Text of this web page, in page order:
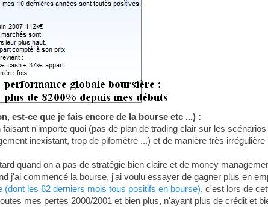
est-ce que je fais encore de la bourse etc ...) :
n'importe quoi (pas de plan de trading clair sur les
inexistant, trop de pifomètre ...) et de manière très
quand on a pas de stratégie bien claire et de money
j'ai commencé la bourse, j'ai voulu essayer de gagner plus en
(dont les 62 derniers mois tous positifs en bourse), c'est lors de
mes pertes 2000/2001 et bien plus, n'ayant plus de crédit et